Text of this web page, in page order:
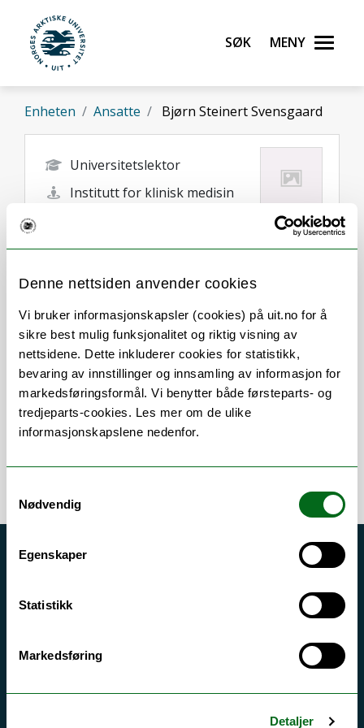
Denne nettsiden anvender cookies
Vi bruker informasjonskapsler (cookies) på uit.no for å
sikre best mulig funksjonalitet og riktig visning av
nettsidene. Dette inkluderer cookies for statistikk,
bevaring av innstillinger og innsamling av informasjon for
markedsføringsformål. Vi benytter både førsteparts- og
tredjeparts-cookies. Les mer om de ulike
informasjonskapslene nedenfor.
Nødvendig
Egenskaper
Statistikk
Markedsføring
Detaljer
Gå til hovedinnhold
UiT Norges arktiske universitet
Søk Meny
Enheten Ansatte Bjørn Steinert Svensgaard
Universitetslektor
Institutt for klinisk medisin
Tromsø
Om Forskning og undervisning
Akutt hjelp
Personvern ved UiT